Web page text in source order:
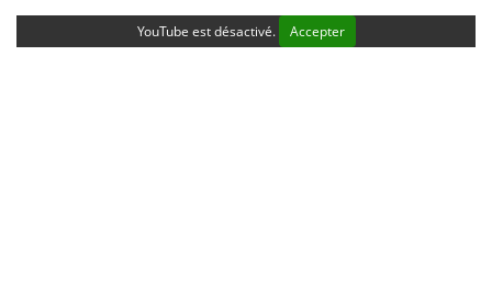
YouTube est désactivé. Accepter